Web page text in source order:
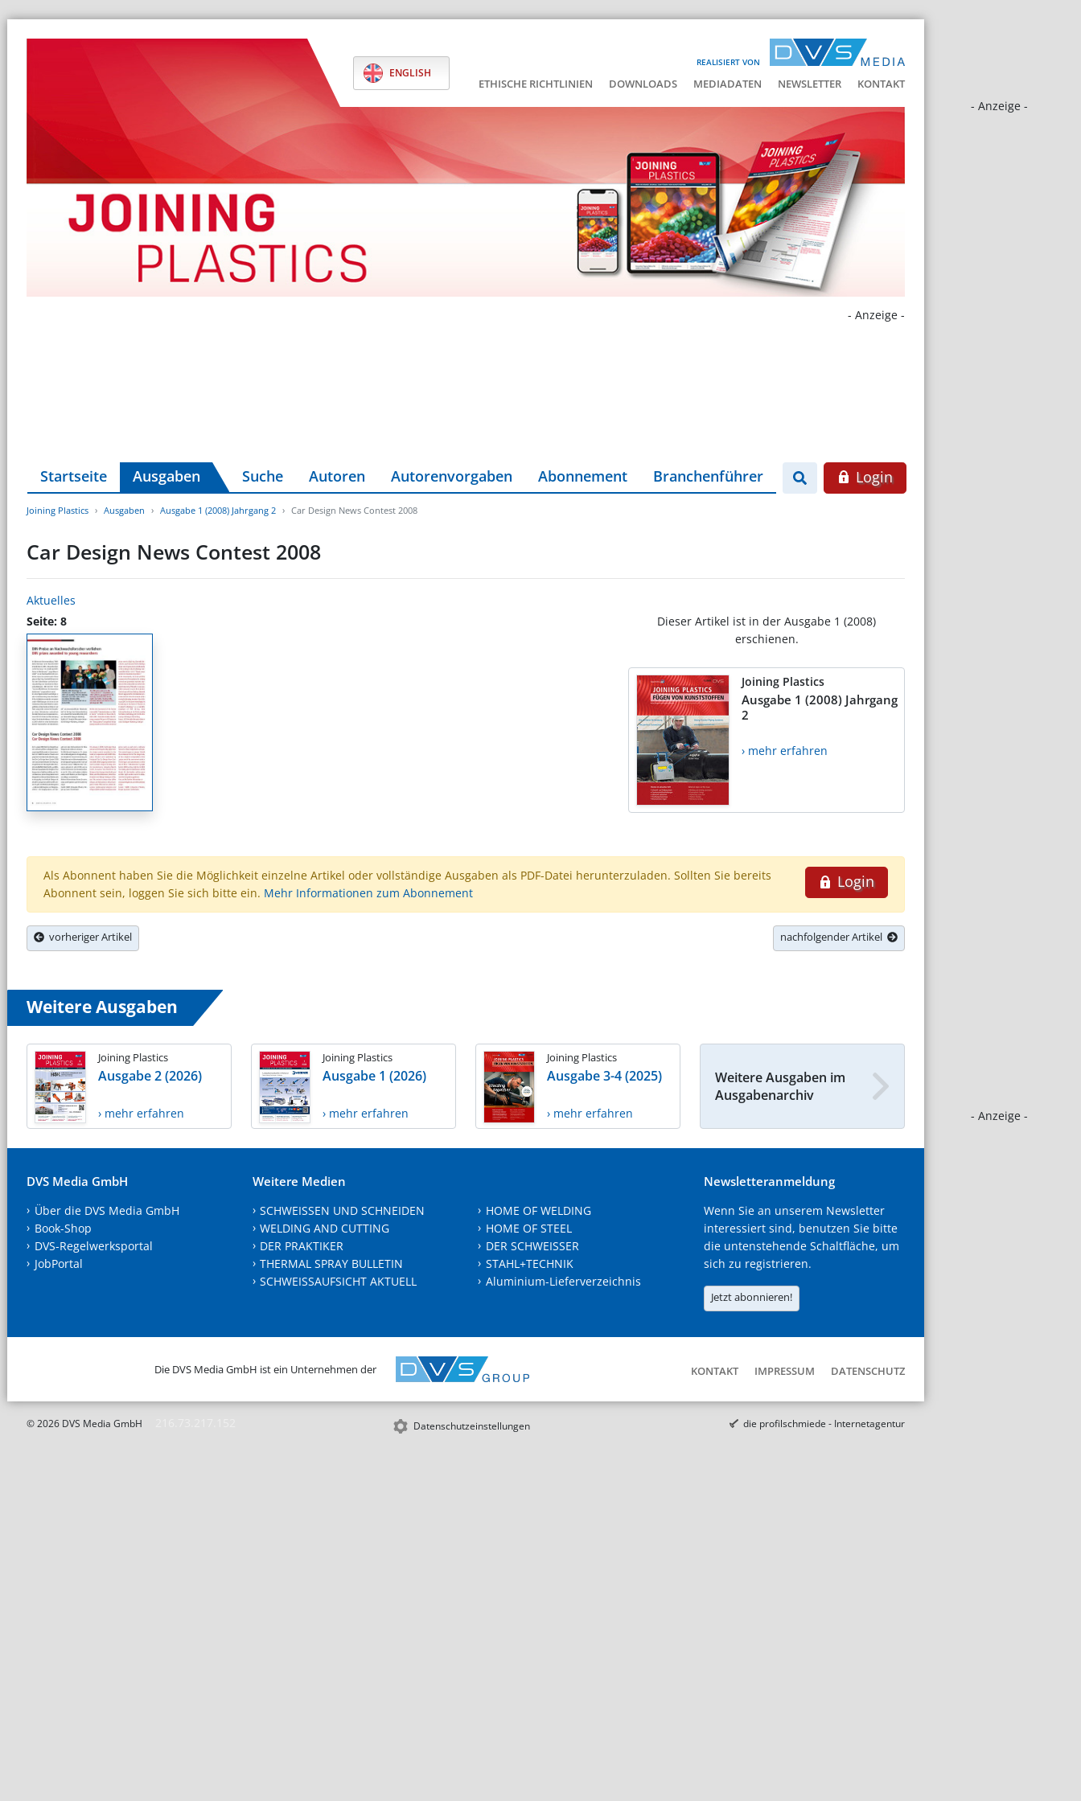
REALISIERT VON
ENGLISH
ETHISCHE RICHTLINIEN DOWNLOADS MEDIADATEN NEWSLETTER KONTAKT
- Anzeige -
- Anzeige -
- Anzeige -
Startseite Ausgaben Suche Autoren Autorenvorgaben Abonnement Branchenführer Login
Joining Plastics Ausgaben Ausgabe 1 (2008) Jahrgang 2 Car Design News Contest 2008
Car Design News Contest 2008
Aktuelles
Seite: 8
Dieser Artikel ist in der Ausgabe 1 (2008)
erschienen.
Joining Plastics
Ausgabe 1 (2008) Jahrgang
2
› mehr erfahren
Login
Als Abonnent haben Sie die Möglichkeit einzelne Artikel oder vollständige Ausgaben als PDF-Datei herunterzuladen. Sollten Sie bereits
Abonnent sein, loggen Sie sich bitte ein. Mehr Informationen zum Abonnement
vorheriger Artikel nachfolgender Artikel
Weitere Ausgaben
Joining Plastics
Ausgabe 2 (2026)
› mehr erfahren
Joining Plastics
Ausgabe 1 (2026)
› mehr erfahren
Joining Plastics
Ausgabe 3-4 (2025)
› mehr erfahren
Weitere Ausgaben im
Ausgabenarchiv
DVS Media GmbH
Über die DVS Media GmbH
Book-Shop
DVS-Regelwerksportal
JobPortal
Weitere Medien
SCHWEISSEN UND SCHNEIDEN
WELDING AND CUTTING
DER PRAKTIKER
THERMAL SPRAY BULLETIN
SCHWEISSAUFSICHT AKTUELL
HOME OF WELDING
HOME OF STEEL
DER SCHWEISSER
STAHL+TECHNIK
Aluminium-Lieferverzeichnis
Newsletteranmeldung
Wenn Sie an unserem Newsletter
interessiert sind, benutzen Sie bitte
die untenstehende Schaltfläche, um
sich zu registrieren.
Jetzt abonnieren!
Die DVS Media GmbH ist ein Unternehmen der KONTAKT IMPRESSUM DATENSCHUTZ
© 2026 DVS Media GmbH Datenschutzeinstellungen die profilschmiede - Internetagentur